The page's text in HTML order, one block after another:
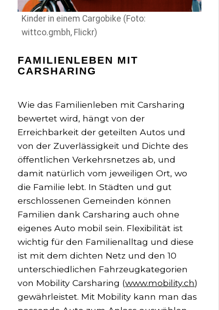
Kinder in einem Cargobike (Foto:
wittco.gmbh, Flickr)
FAMILIENLEBEN MIT
CARSHARING
Wie das Familienleben mit Carsharing
bewertet wird, hängt von der
Erreichbarkeit der geteilten Autos und
von der Zuverlässigkeit und Dichte des
öffentlichen Verkehrsnetzes ab, und
damit natürlich vom jeweiligen Ort, wo
die Familie lebt. In Städten und gut
erschlossenen Gemeinden können
Familien dank Carsharing auch ohne
eigenes Auto mobil sein. Flexibilität ist
wichtig für den Familienalltag und diese
ist mit dem dichten Netz und den 10
unterschiedlichen Fahrzeugkategorien
von Mobility Carsharing (www.mobility.ch)
gewährleistet. Mit Mobility kann man das